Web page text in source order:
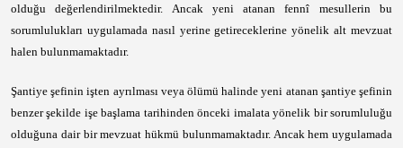
olduğu değerlendirilmektedir. Ancak yeni atanan fennî mesullerin bu
sorumlulukları uygulamada nasıl yerine getireceklerine yönelik alt mevzuat
halen bulunmamaktadır.
Şantiye şefinin işten ayrılması veya ölümü halinde yeni atanan şantiye şefinin
benzer şekilde işe başlama tarihinden önceki imalata yönelik bir sorumluluğu
olduğuna dair bir mevzuat hükmü bulunmamaktadır. Ancak hem uygulamada